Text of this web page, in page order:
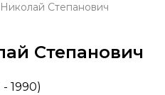
Степанович
Степанович
- 1990)